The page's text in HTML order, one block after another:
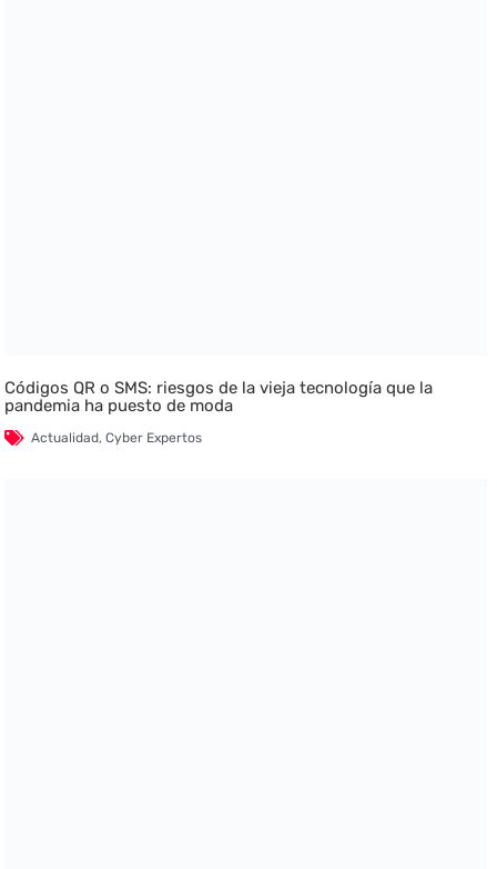
Códigos QR o SMS: riesgos de la vieja tecnología que la
pandemia ha puesto de moda
Actualidad,Cyber Expertos